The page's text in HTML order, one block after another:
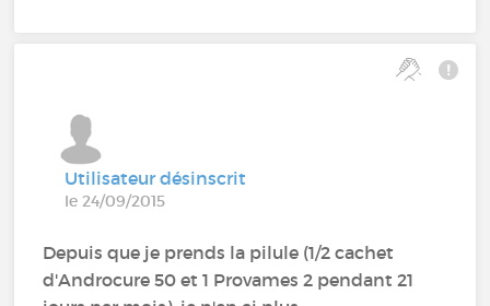
Utilisateur désinscrit
le 24/09/2015
Depuis que je prends la pilule (1/2 cachet
d'Androcure 50 et 1 Provames 2 pendant 21